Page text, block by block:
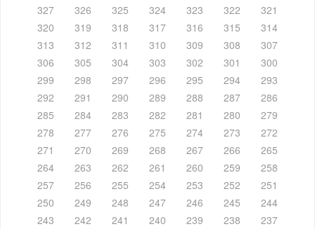
327
326 325 324 323 322
321
320
319 318 317 316 315
314
313
312 311 310 309 308
307
306
305 304 303 302 301
300
299
298 297 296 295 294
293
292
291 290 289 288 287
286
285
284 283 282 281 280
279
278
277 276 275 274 273
272
271
270 269 268 267 266
265
264
263 262 261 260 259
258
257
256 255 254 253 252
251
250
249 248 247 246 245
244
243
242 241 240 239 238
237